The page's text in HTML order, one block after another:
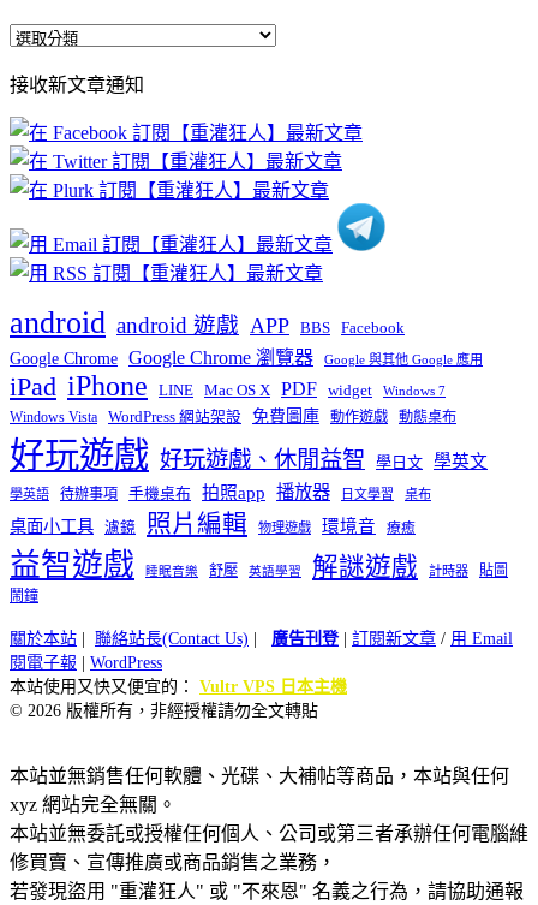
全
文
章
分
類
接收新文章通知
android android 遊戲 APP BBS Facebook
Google Chrome Google Chrome 瀏覽器 Google 與其他 Google 應用
iPad iPhone LINE Mac OS X PDF widget Windows 7
Windows Vista WordPress 網站架設 免費圖庫 動作遊戲 動態桌布
好玩遊戲 好玩遊戲、休閒益智 學日文 學英文
學英語 待辦事項 手機桌布 拍照app 播放器 日文學習 桌布
桌面小工具 濾鏡 照片編輯 物理遊戲 環境音 療癒
益智遊戲 睡眠音樂 舒壓 英語學習 解謎遊戲 計時器
貼圖
鬧鐘
關於本站 聯絡站長(Contact Us) 廣告刊登| 訂閱新文章 / 用 Email
閱電子報
WordPress
本站使用又快又便宜的： Vultr VPS 日本主機
© 2026 版權所有，非經授權請勿全文轉貼
本站並無銷售任何軟體、光碟、大補帖等商品，本站與任何
xyz 網站完全無關。
本站並無委託或授權任何個人、公司或第三者承辦任何電腦維
修買賣、宣傳推廣或商品銷售之業務，
若發現盜用 "重灌狂人" 或 "不來恩" 名義之行為，請協助通報